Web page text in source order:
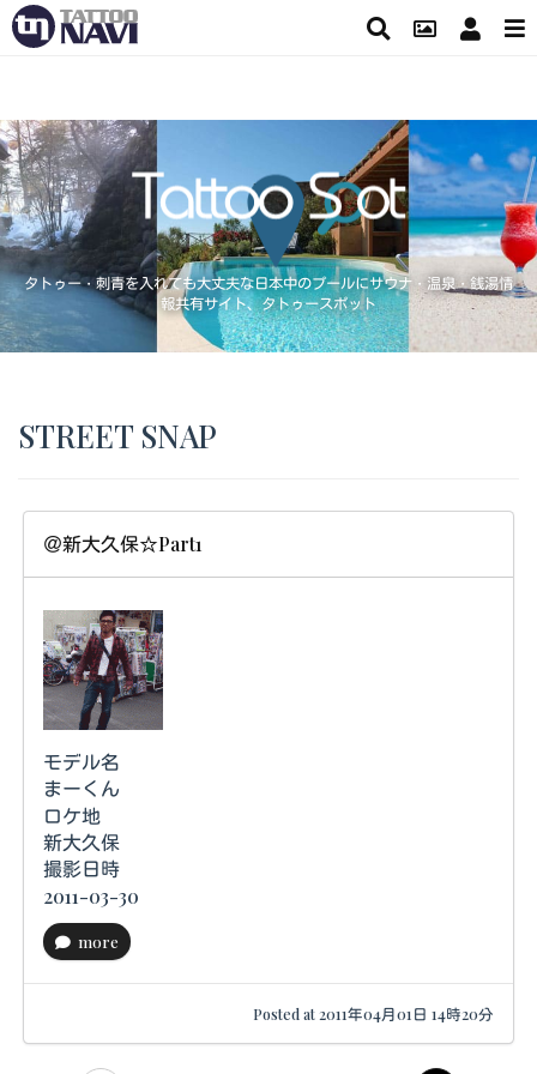
タトゥー・刺青を入れても大丈夫な日本中のプールにサウナ・温泉・銭湯情
報共有サイト、タトゥースポット
STREET SNAP
＠新大久保☆Part1
モデル名
まーくん
ロケ地
新大久保
撮影日時
2011-03-30
more
Posted at 2011年04月01日 14時20分